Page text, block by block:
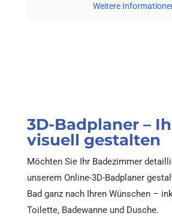
Weitere
3D-Badplaner –
visuell gestalten
Möchten Sie Ihr Badezimmer
unserem Online-3D-Badplaner
Bad ganz nach Ihren Wünschen –
Toilette, Badewanne und Dusche.